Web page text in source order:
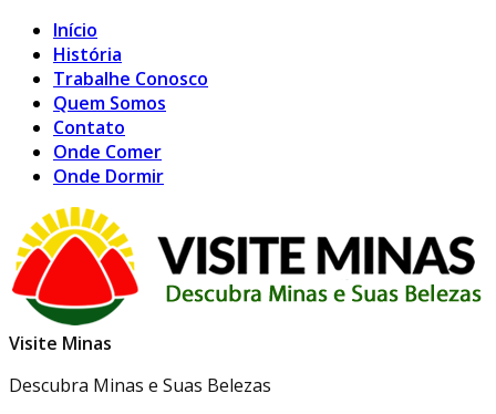
Início
História
Trabalhe Conosco
Quem Somos
Contato
Onde Comer
Onde Dormir
Visite Minas
Descubra Minas e Suas Belezas